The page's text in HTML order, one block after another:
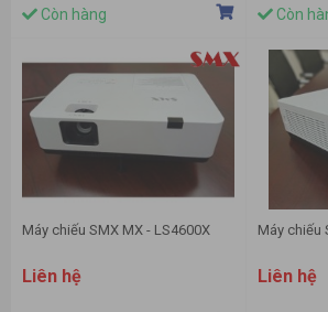
Còn hàng Còn
Máy chiếu SMX MX - LS4600X
Liên hệ
Máy chiếu
Liên hệ